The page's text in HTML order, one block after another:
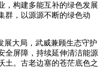
，构建多能互补的绿色发展
群，以源源不断的绿色动
展大局，武威兼顾生态守护
全屏障，持续延伸清洁能源
土。古老边塞的苍茫底色之